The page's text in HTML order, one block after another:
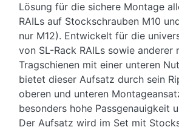
Lösung für die sichere Montage
RAILs auf Stockschrauben M10
nur M12). Entwickelt für die
von SL-Rack RAILs sowie anderer
Tragschienen mit einer unteren
bietet dieser Aufsatz durch sein
oberen und unteren
besonders hohe Passgenauigkeit
Der Aufsatz wird im Set mit